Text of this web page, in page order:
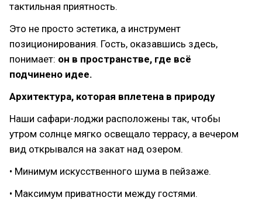
тактильная приятность.
Это не просто эстетика, а инструмент
позиционирования. Гость, оказавшись здесь,
понимает: он в пространстве, где всё
подчинено идее.
Архитектура, которая вплетена в природу
Наши сафари-лоджи расположены так, чтобы
утром солнце мягко освещало террасу, а вечером
вид открывался на закат над озером.
• Минимум искусственного шума в пейзаже.
• Максимум приватности между гостями.